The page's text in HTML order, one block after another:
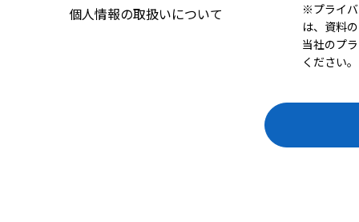
個人情報の取扱いについて
※プライ
は、資料
当社のプ
ください。​